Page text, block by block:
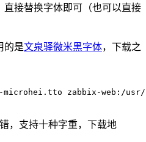
接替换字体即可（也可以直接
的是文泉驿微米黑字体，下载之
microhei.tto zabbix-web:/
，支持十种字重，下载地